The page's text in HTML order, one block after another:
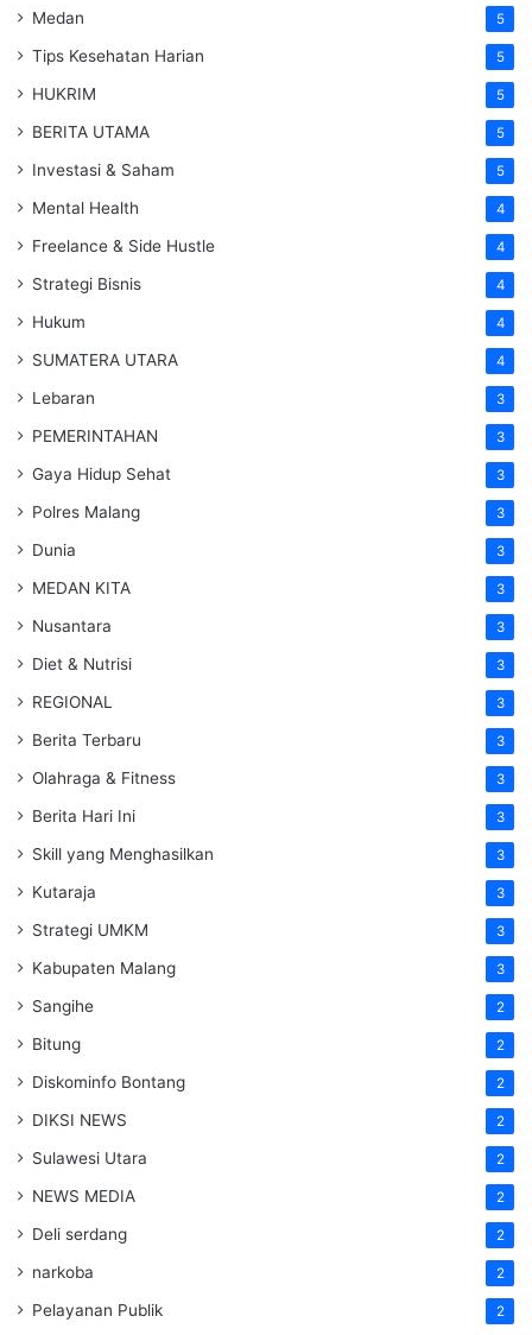
Medan 5
Tips Kesehatan Harian 5
HUKRIM 5
BERITA UTAMA 5
Investasi & Saham 5
Mental Health 4
Freelance & Side Hustle 4
Strategi Bisnis 4
Hukum 4
SUMATERA UTARA 4
Lebaran 3
PEMERINTAHAN 3
Gaya Hidup Sehat 3
Polres Malang 3
Dunia 3
MEDAN KITA 3
Nusantara 3
Diet & Nutrisi 3
REGIONAL 3
Berita Terbaru 3
Olahraga & Fitness 3
Berita Hari Ini 3
Skill yang Menghasilkan 3
Kutaraja 3
Strategi UMKM 3
Kabupaten Malang 3
Sangihe 2
Bitung 2
Diskominfo Bontang 2
DIKSI NEWS 2
Sulawesi Utara 2
NEWS MEDIA 2
Deli serdang 2
narkoba 2
Pelayanan Publik 2